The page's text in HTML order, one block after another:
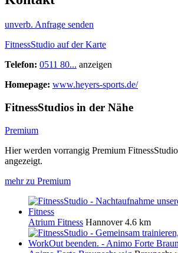
unverb. Anfrage senden
FitnessStudio auf der Karte
Telefon: 0511 80... anzeigen
Homepage: www.heyers-sports.de/
FitnessStudios in der Nähe
Premium
Hier werden vorrangig Premium
angezeigt.
mehr zu Premium
Atrium Fitness Hannover 4.6 km